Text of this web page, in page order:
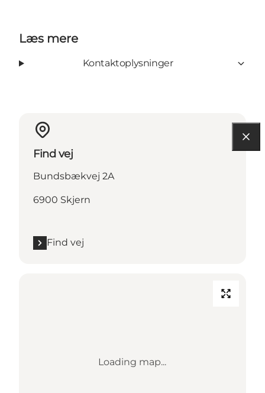
Læs mere
Kontaktoplysninger
Find vej
Bundsbækvej 2A
6900 Skjern
Find vej
Loading map...